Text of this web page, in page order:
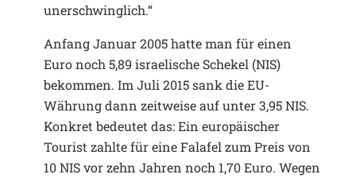
unerschwinglich.“
Anfang Januar 2005 hatte man für einen
Euro noch 5,89 israelische Schekel (NIS)
bekommen. Im Juli 2015 sank die EU-
Währung dann zeitweise auf unter 3,95 NIS.
Konkret bedeutet das: Ein europäischer
Tourist zahlte für eine Falafel zum Preis von
10 NIS vor zehn Jahren noch 1,70 Euro. Wegen